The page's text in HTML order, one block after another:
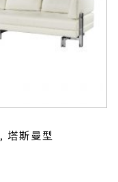
, 塔斯曼型